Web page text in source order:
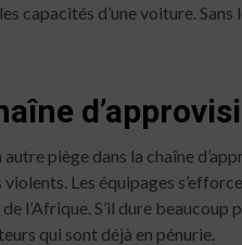
capacités d’une voiture.
autre piège dans la chaîne
violents. Les équipages
l’Afrique. S’il dure
qui sont déjà en pénurie.